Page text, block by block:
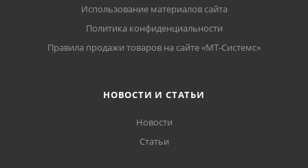
Использование материалов сайта
Политика конфиденциальности
Правила продажи товаров на сайте «МТ-Системс»
НОВОСТИ И СТАТЬИ
Новости
Статьи